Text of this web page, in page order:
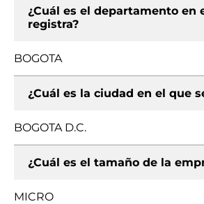
¿Cuál es el departamento en
registra?
BOGOTA
¿Cuál es la ciudad en el que
BOGOTA D.C.
¿Cuál es el tamaño de la
MICRO